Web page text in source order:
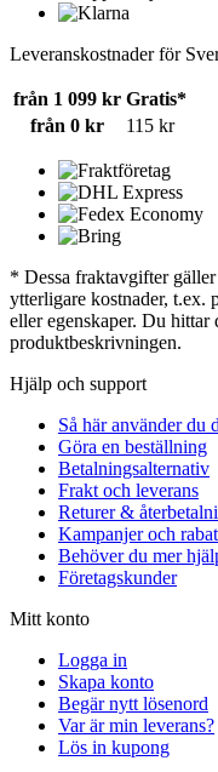
Leveranskostnader för
från 1 099 kr Gratis*
från 0 kr
115 kr
* Dessa fraktavgifter
ytterligare kostnader, t.ex.
eller egenskaper. Du
produktbeskrivningen.
Hjälp och support
Så här använder du
Göra en beställning
Betalningsalternativ
Frakt och leverans
Returer &
Kampanjer och
Behöver du mer
Företagskunder
Mitt konto
Logga in
Skapa konto
Begär nytt lösenord
Var är min leverans?
Lös in kupong